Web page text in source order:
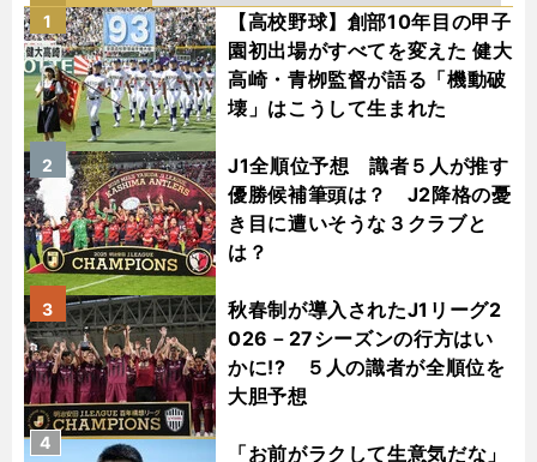
【高校野球】創部10年目の甲子
園初出場がすべてを変えた 健大
高崎・青栁監督が語る「機動破
壊」はこうして生まれた
1
J1全順位予想 識者５人が推す
優勝候補筆頭は？ J2降格の憂
き目に遭いそうな３クラブと
は？
2
秋春制が導入されたJ1リーグ2
026－27シーズンの行方はい
かに!? ５人の識者が全順位を
大胆予想
3
「お前がラクして生意気だな」
4